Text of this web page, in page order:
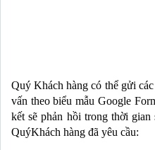
Quý Khách hàng có thể gửi
vấn theo biểu mẫu Google
kết sẽ phản hồi trong thời
QuýKhách hàng đã yêu cầu: